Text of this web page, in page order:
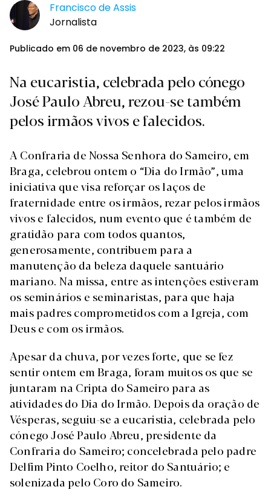
Francisco de Assis
Jornalista
Publicado em 06 de novembro de 2023, às 09:22
Na eucaristia, celebrada pelo cónego
José Paulo Abreu, rezou-se também
pelos irmãos vivos e falecidos.
A Confraria de Nossa Senhora do Sameiro, em
Braga, celebrou ontem o “Dia do Irmão”, uma
iniciativa que visa reforçar os laços de
fraternidade entre os irmãos, rezar pelos irmãos
vivos e falecidos, num evento que é também de
gratidão para com todos quantos,
generosamente, contribuem para a
manutenção da beleza daquele santuário
mariano. Na missa, entre as intenções estiveram
os seminários e seminaristas, para que haja
mais padres comprometidos com a Igreja, com
Deus e com os irmãos.
Apesar da chuva, por vezes forte, que se fez
sentir ontem em Braga, foram muitos os que se
juntaram na Cripta do Sameiro para as
atividades do Dia do Irmão. Depois da oração de
Vésperas, seguiu-se a eucaristia, celebrada pelo
cónego José Paulo Abreu, presidente da
Confraria do Sameiro; concelebrada pelo padre
Delfim Pinto Coelho, reitor do Santuário; e
solenizada pelo Coro do Sameiro.